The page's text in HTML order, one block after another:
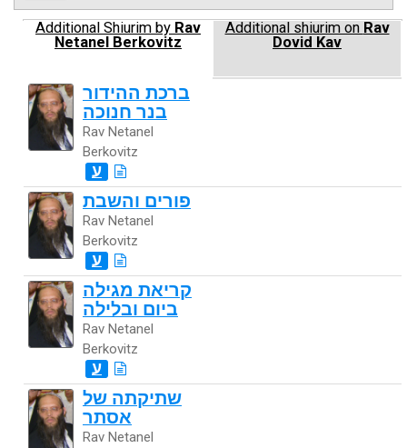
Additional Shiurim by Rav
Netanel Berkovitz
Additional shiurim on Rav
Dovid Kav
ברכת ההידור
בנר חנוכה
Rav Netanel
Berkovitz
ע
פורים והשבת
Rav Netanel
Berkovitz
ע
קריאת מגילה
ביום ובלילה
Rav Netanel
Berkovitz
ע
שתיקתה של
אסתר
Rav Netanel